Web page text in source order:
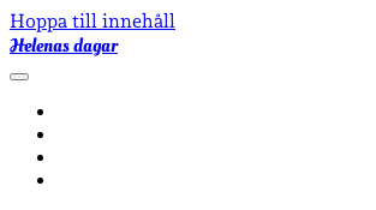
Hoppa till innehåll
Helenas dagar
öppna